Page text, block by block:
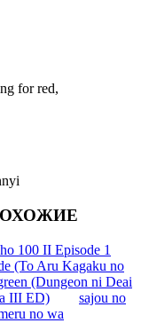
for red,
100 II Episode 1
(To Aru Kagaku no
(Dungeon ni Deai
III ED)
sajou no
no wa